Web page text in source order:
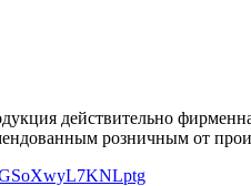
действительно
розничным от